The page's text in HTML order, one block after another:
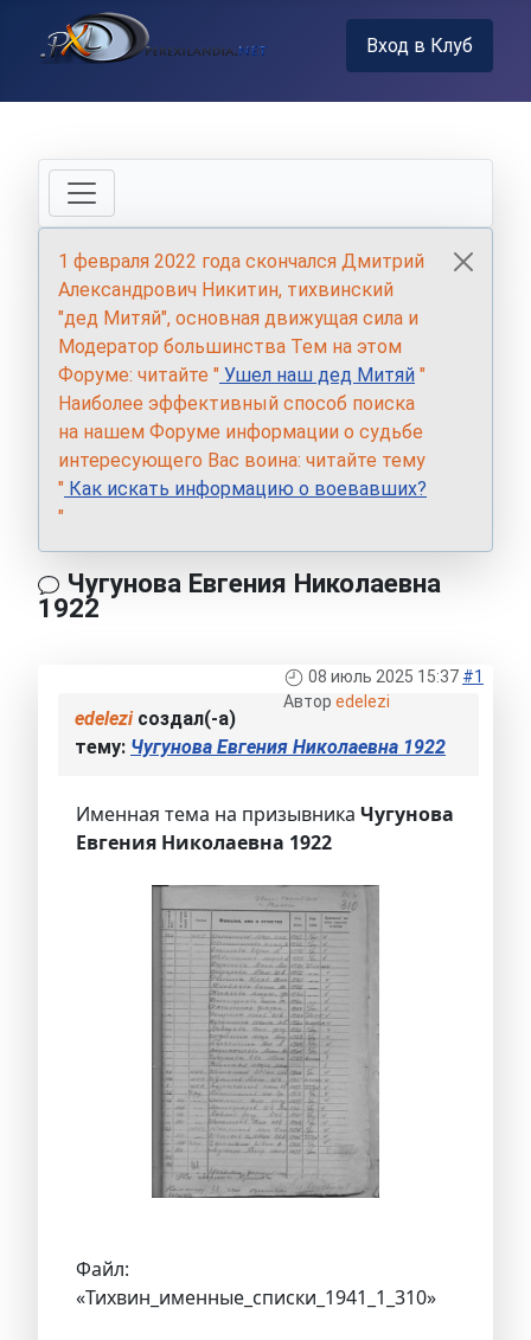
Вход в Клуб
1 февраля 2022 года скончался Дмитрий
Александрович Никитин, тихвинский
"дед Митяй", основная движущая сила и
Модератор большинства Тем на этом
Форуме: читайте " Ушел наш дед Митяй "
Наиболее эффективный способ поиска
на нашем Форуме информации о судьбе
интересующего Вас воина: читайте тему
" Как искать информацию о воевавших?
"
Чугунова Евгения Николаевна
1922
08 июль 2025 15:37 #1
Автор edelezi
edeleziсоздал(-а)
тему: Чугунова Евгения Николаевна 1922
Именная тема на призывника Чугунова
Евгения Николаевна 1922
Файл:
«Тихвин_именные_списки_1941_1_310»